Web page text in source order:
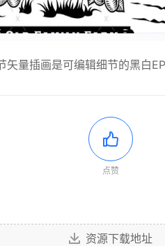
量插画是可编辑细节的黑白
点赞
资源下载地址